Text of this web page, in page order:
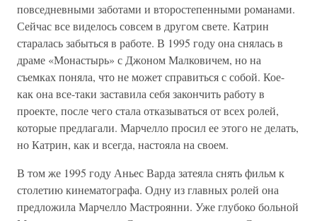
повседневными заботами и второстепенными романами.
Сейчас все виделось совсем в другом свете. Катрин
старалась забыться в работе. В 1995 году она снялась в
драме «Монастырь» с Джоном Малковичем, но на
съемках поняла, что не может справиться с собой. Кое-
как она все-таки заставила себя закончить работу в
проекте, после чего стала отказываться от всех ролей,
которые предлагали. Марчелло просил ее этого не делать,
но Катрин, как и всегда, настояла на своем.
В том же 1995 году Аньес Варда затеяла снять фильм к
столетию кинематографа. Одну из главных ролей она
предложила Марчелло Мастроянни. Уже глубоко больной